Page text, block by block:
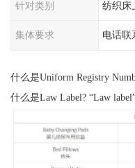
针对类别 纺织床
集体要求 电话联
什么是Uniform Registry
什么是Law Label? “Law